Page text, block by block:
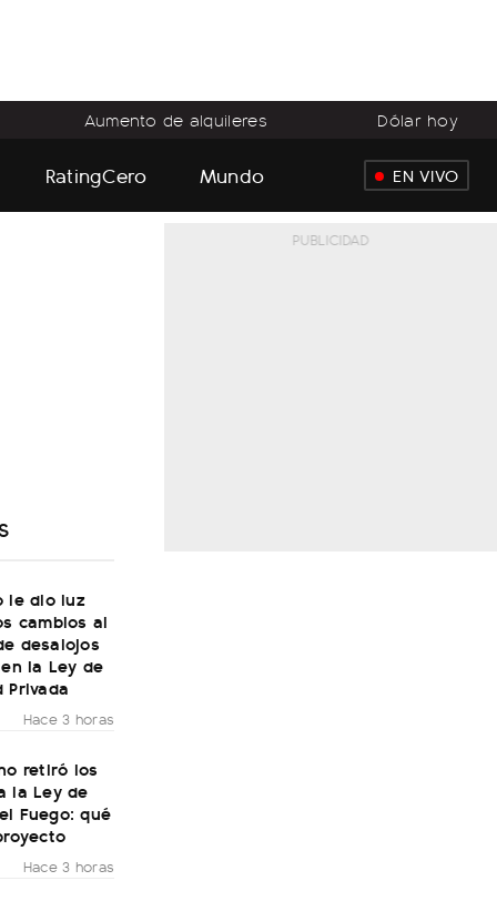
Aumento de alquileres Dólar hoy
RatingCero Mundo EN VIVO
le dio luz
cambios al
desalojos
la Ley de
Privada
Hace 3 horas
retiró los
la Ley de
Fuego: qué
Hace 3 horas